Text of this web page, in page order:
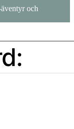
och